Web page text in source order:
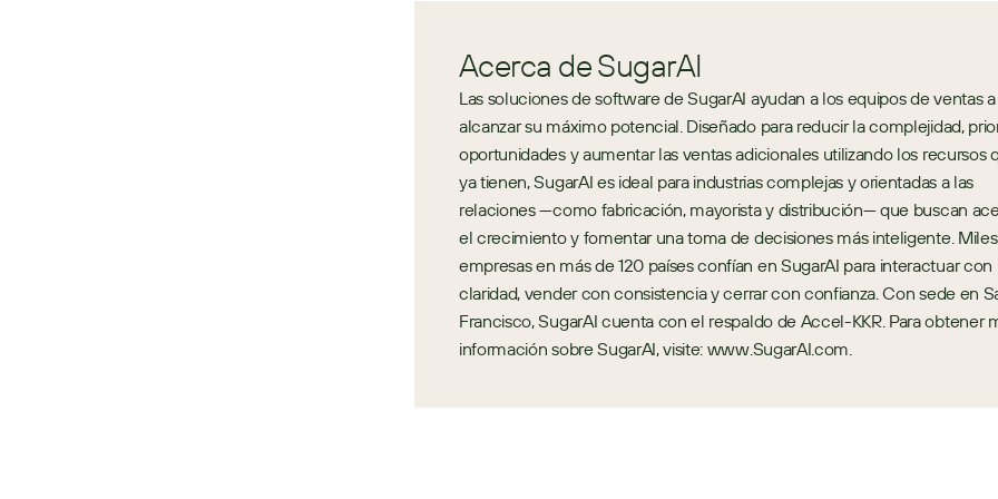
Acerca de SugarAI
Las soluciones de software de SugarAI ayudan a los equipos de ventas a
alcanzar su máximo potencial. Diseñado para reducir la complejidad,
oportunidades y aumentar las ventas adicionales utilizando los recursos
ya tienen, SugarAI es ideal para industrias complejas y orientadas a las
relaciones —como fabricación, mayorista y distribución— que buscan
el crecimiento y fomentar una toma de decisiones más inteligente.
empresas en más de 120 países confían en SugarAI para interactuar con
claridad, vender con consistencia y cerrar con confianza. Con sede en
Francisco, SugarAI cuenta con el respaldo de Accel-KKR. Para obtener
información sobre SugarAI, visite: www.SugarAI.com.